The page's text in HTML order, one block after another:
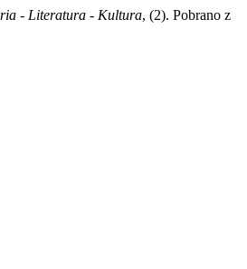
- Literatura - Kultura, (2). Pobrano z